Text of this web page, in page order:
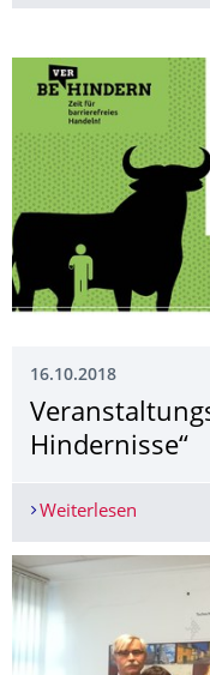
16.10.2018
Hindernisse“
Weiterlesen